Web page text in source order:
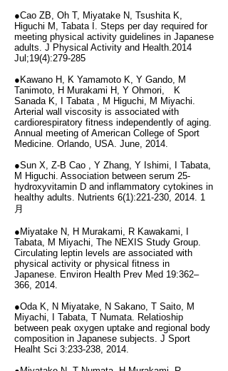
●Cao ZB, Oh T, Miyatake N, Tsushita K,
Higuchi M, Tabata I. Steps per day required for
meeting physical activity guidelines in Japanese
adults. J Physical Activity and Health.2014
Jul;19(4):279-285
●Kawano H, K Yamamoto K, Y Gando, M
Tanimoto, H Murakami H, Y Ohmori, K
Sanada K, I Tabata , M Higuchi, M Miyachi.
Arterial wall viscosity is associated with
cardiorespiratory fitness independently of aging.
Annual meeting of American College of Sport
Medicine. Orlando, USA. June, 2014.
●Sun X, Z-B Cao , Y Zhang, Y Ishimi, I Tabata,
M Higuchi. Association between serum 25-
hydroxyvitamin D and inflammatory cytokines in
healthy adults. Nutrients 6(1):221-230, 2014. 1
月
●Miyatake N, H Murakami, R Kawakami, I
Tabata, M Miyachi, The NEXIS Study Group.
Circulating leptin levels are associated with
physical activity or physical fitness in
Japanese. Environ Health Prev Med 19:362–
366, 2014.
●Oda K, N Miyatake, N Sakano, T Saito, M
Miyachi, I Tabata, T Numata. Relatioship
between peak oxygen uptake and regional body
composition in Japanese subjects. J Sport
Healht Sci 3:233-238, 2014.